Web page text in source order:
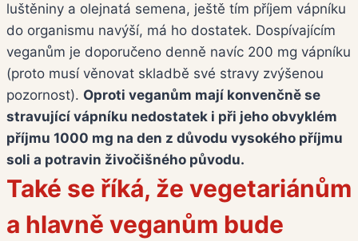
luštěniny a olejnatá semena, ještě tím příjem vápníku
do organismu navýší, má ho dostatek. Dospívajícím
veganům je doporučeno denně navíc 200 mg vápníku
(proto musí věnovat skladbě své stravy zvýšenou
pozornost). Oproti veganům mají konvenčně se
stravující vápníku nedostatek i při jeho obvyklém
příjmu 1000 mg na den z důvodu vysokého příjmu
soli a potravin živočišného původu.
Také se říká, že vegetariánům
a hlavně veganům bude